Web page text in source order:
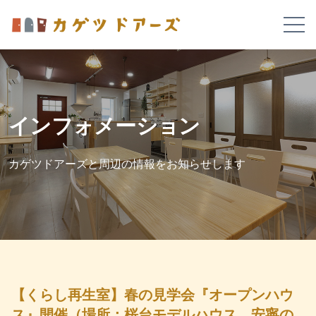
インフォメーション
カゲツドアーズと周辺の情報をお知らせします
【くらし再生室】春の見学会『オープンハウ